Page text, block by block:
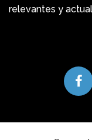
relevantes y